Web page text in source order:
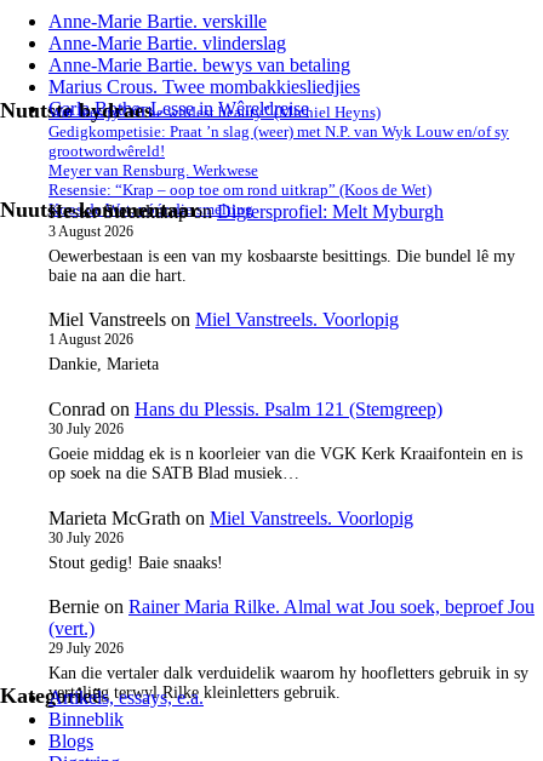
Anne-Marie Bartie. verskille
Anne-Marie Bartie. vlinderslag
Anne-Marie Bartie. bewys van betaling
Marius Crous. Twee mombakkiesliedjies
Carla Botha. Lesse in Wêreldreise
Nuutste bydraes
Wat lees jy? “The wildest beauty” (Michiel Heyns)
Gedigkompetisie: Praat ’n slag (weer) met N.P. van Wyk Louw en/of sy
grootwordwêreld!
Meyer van Rensburg. Werkwese
Resensie: “Krap – oop toe om rond uitkrap” (Koos de Wet)
Koos de Wet. vóór die smelting
Nuutste kommentaar
Hester SteenkamponDigtersprofiel: Melt Myburgh
3 August 2026
Oewerbestaan is een van my kosbaarste besittings. Die bundel lê my
baie na aan die hart.
Miel Vanstreels on Miel Vanstreels. Voorlopig
1 August 2026
Dankie, Marieta
Conrad on Hans du Plessis. Psalm 121 (Stemgreep)
30 July 2026
Goeie middag ek is n koorleier van die VGK Kerk Kraaifontein en is
op soek na die SATB Blad musiek…
Marieta McGrath on Miel Vanstreels. Voorlopig
30 July 2026
Stout gedig! Baie snaaks!
Bernie on Rainer Maria Rilke. Almal wat Jou soek, beproef Jou
(vert.)
29 July 2026
Kan die vertaler dalk verduidelik waarom hy hoofletters gebruik in sy
vertaling terwyl Rilke kleinletters gebruik.
KategorieëArtikels, essays, e.a.
Binneblik
Blogs